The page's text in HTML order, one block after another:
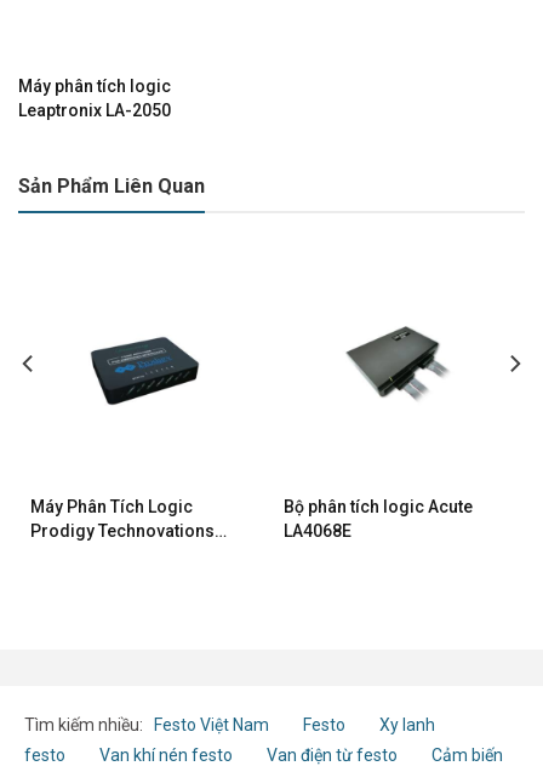
Máy phân tích logic
Leaptronix LA-2050
Sản Phẩm Liên Quan
Máy Phân Tích Logic
Prodigy Technovations
Bộ phân tích logic Acute
LA4068E
Tìm kiếm nhiều: Festo Việt Nam Festo
Xy lanh
festo
Van khí nén festo Van điện từ festo
Cảm biến